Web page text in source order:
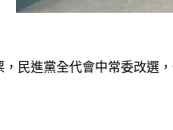
民進黨全代會中常委改選